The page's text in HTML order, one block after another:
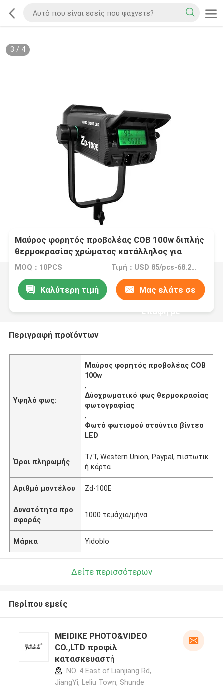
3 / 4
Μαύρος φορητός προβολέας COB 100w διπλής
θερμοκρασίας χρώματος κατάλληλος για
ζωντανή φωτογραφία
MOQ：10PCS Τιμή：USD 85/pcs-68.2/pcs (10-100pcs)
Καλύτερη τιμή Μας ελάτε σε
επαφή με
Περιγραφή προϊόντων
Υψηλό φως:
Μαύρος φορητός προβολέας COB
100w
,
Δύοχρωματικό φως θερμοκρασίας
φωτογραφίας
,
Φωτό φωτισμού στούντιο βίντεο
LED
Όροι πληρωμής
T/T, Western Union, Paypal, πιστωτικ
ή κάρτα
Αριθμό μοντέλου Zd-100E
Δυνατότητα προ
σφοράς
1000 τεμάχια/μήνα
Μάρκα Yidoblo
Δείτε περισσότερων
Περίπου εμείς
MEIDIKE PHOTO&VIDEO
CO.,LTD προφίλ
κατασκευαστή
NO. 4 East of Lianjiang Rd,
JiangYi, Leliu Town, Shunde